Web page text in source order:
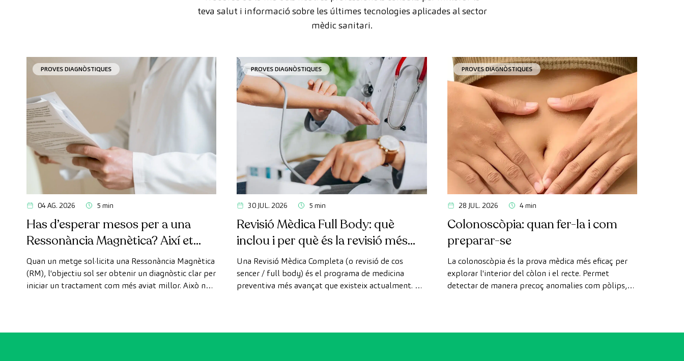
teva salut i informació sobre les últimes tecnologies aplicades al sector
mèdic sanitari.
PROVES DIAGNÒSTIQUES
04 AG. 2026 5 min
Has d’esperar mesos per a una
Ressonància Magnètica? Així et
pots fer la prova de manera ràpida
com a pacient privat
Quan un metge sol·licita una Ressonància Magnètica
(RM), l'objectiu sol ser obtenir un diagnòstic clar per
iniciar un tractament com més aviat millor. Això no
PROVES DIAGNÒSTIQUES
30 JUL. 2026 5 min
Revisió Mèdica Full Body: què
inclou i per què és la revisió més
avançada
Una Revisió Mèdica Completa (o revisió de cos
sencer / full body) és el programa de medicina
preventiva més avançat que existeix actualment. A
exhaustiva l'estat dels òrgans vitals, el sistema
PROVES DIAGNÒSTIQUES
28 JUL. 2026 4 min
Colonoscòpia: quan fer-la i com
preparar-se
La colonoscòpia és la prova mèdica més eficaç per
explorar l'interior del còlon i el recte. Permet
detectar de manera precoç anomalies com pòlips,